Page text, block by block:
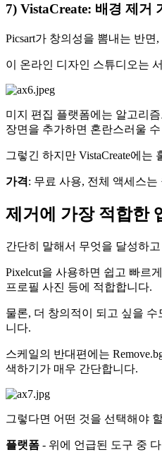
7) VistaCreate: 배경 제거
Picsart가 창의성을 뽐내는 반면
이 온라인 디자인 스튜디오는
미지 편집 플랫폼에는 알고리
장면을 추가하면 혼란스러울
그렇긴 하지만 VistaCreate에
가격: 무료 사용, 전체 액세스는
제거에 가장 적합한
간단히 말해서 무엇을 달성하
Pixelcut을 사용하면 쉽고 빠르
프로필 사진 등에 적합합니다.
물론, 더 창의적이 되고 싶을 수
니다.
스케일의 반대편에는
색하기가 매우 간단합니다.
그렇다면 어떤 것을 선택해야
플랫폼 - 위에 언급된 도구 중